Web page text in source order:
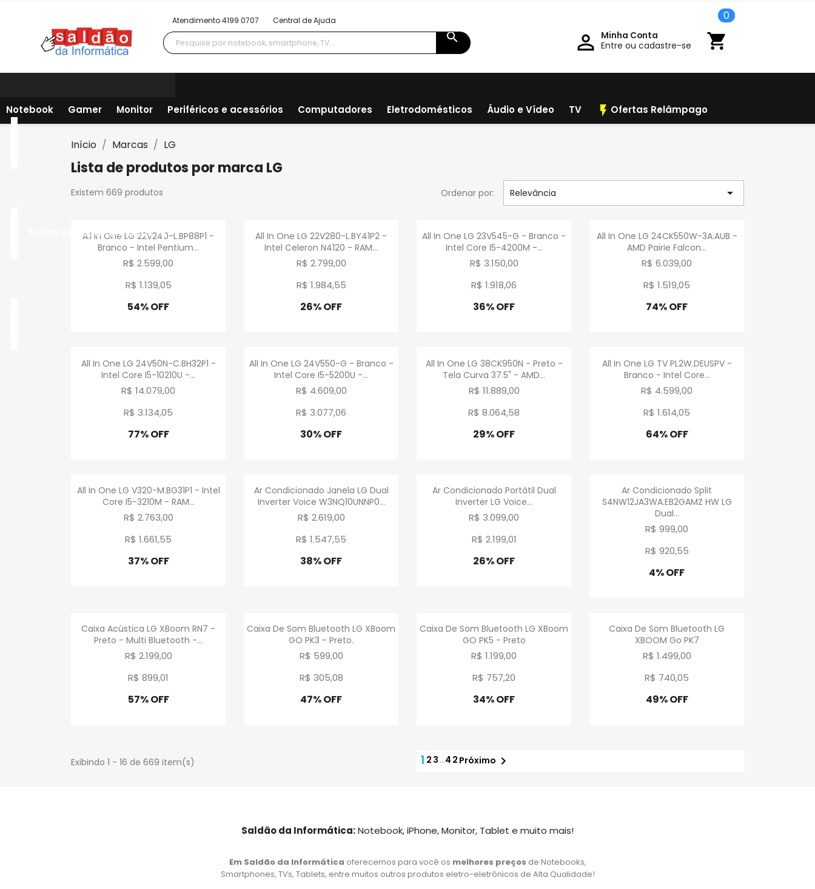
Atendimento 4199 0707 Central de Ajuda
search  Minha Conta
Entre ou cadastre-se
shopping_cart
0
Todos os departamentos
Notebook Gamer Monitor Periféricos e acessórios Computadores Eletrodomésticos Áudio e Vídeo TV flash_on Ofertas Relâmpago
Início Marcas LG
Lista de produtos por marca LG
Existem 669 produtos Ordenar por: Relevância 
Visualização rápida
All In One LG 22V240-L.BP88P1 -
Branco - Intel Pentium...
R$ 2.599,00
R$ 1.139,05
54% OFF
Visualização rápida
All In One LG 22V280-L.BY41P2 -
Intel Celeron N4120 - RAM...
R$ 2.799,00
R$ 1.984,55
26% OFF
Visualização rápida
All In One LG 23V545-G - Branco -
Intel Core I5-4200M -...
R$ 3.150,00
R$ 1.918,06
36% OFF
Visualização rápida
All In One LG 24CK550W-3A.AUB -
AMD Pairie Falcon...
R$ 6.039,00
R$ 1.519,05
74% OFF
Visualização rápida
All In One LG 24V50N-C.BH32P1 -
Intel Core I5-10210U -...
R$ 14.079,00
R$ 3.134,05
77% OFF
Visualização rápida
All In One LG 24V550-G - Branco -
Intel Core I5-5200U -...
R$ 4.609,00
R$ 3.077,06
30% OFF
Visualização rápida
All In One LG 38CK950N - Preto -
Tela Curva 37.5" - AMD...
R$ 11.889,00
R$ 8.064,58
29% OFF
Visualização rápida
All In One LG TV PL2W.DEUSPV -
Branco - Intel Core...
R$ 4.599,00
R$ 1.614,05
64% OFF
Visualização rápida
All In One LG V320-M.BG31P1 - Intel
Core I5-3210M - RAM...
R$ 2.763,00
R$ 1.661,55
37% OFF
Visualização rápida
Ar Condicionado Janela LG Dual
Inverter Voice W3NQ10UNNP0...
R$ 2.619,00
R$ 1.547,55
38% OFF
Visualização rápida
Ar Condicionado Portátil Dual
Inverter LG Voice...
R$ 3.099,00
R$ 2.199,01
26% OFF
Visualização rápida
Ar Condicionado Split
S4NW12JA3WA.EB2GAMZ HW LG
Dual...
R$ 999,00
R$ 920,55
4% OFF
Visualização rápida
Caixa Acústica LG XBoom RN7 -
Preto - Multi Bluetooth -...
R$ 2.199,00
R$ 899,01
57% OFF
Visualização rápida
Caixa De Som Bluetooth LG XBoom
GO PK3 - Preto.
R$ 599,00
R$ 305,08
47% OFF
Visualização rápida
Caixa De Som Bluetooth LG XBoom
GO PK5 - Preto
R$ 1.199,00
R$ 757,20
34% OFF
Visualização rápida
Caixa De Som Bluetooth LG
XBOOM Go PK7
R$ 1.499,00
R$ 740,05
49% OFF
Exibindo 1 - 16 de 669 item(s) 1 2 3 …42 Próximo 
Saldão da Informática:Notebook, iPhone, Monitor, Tablet e muito mais!
Em Saldão da Informática oferecemos para você os melhores preços de Notebooks,
Smartphones, TVs, Tablets, entre muitos outros produtos eletro-eletrônicos de Alta Qualidade!